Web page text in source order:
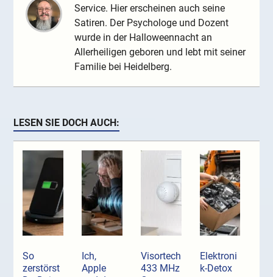
Service. Hier erscheinen auch seine
Satiren. Der Psychologe und Dozent
wurde in der Halloweennacht an
Allerheiligen geboren und lebt mit seiner
Familie bei Heidelberg.
LESEN SIE DOCH AUCH:
So
zerstörst
Ich,
Apple
Visortech
433 MHz
Elektroni
k-Detox